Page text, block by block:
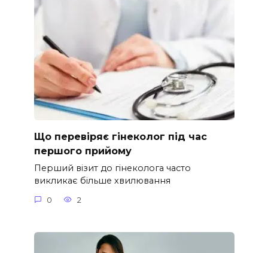
Що перевіряє гінеколог під час
першого прийому
Перший візит до гінеколога часто
викликає більше хвилювання
0 2